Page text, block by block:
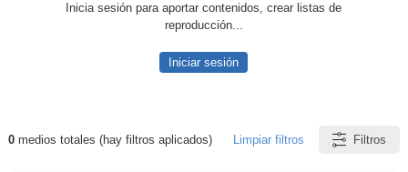
Inicia sesión para aportar contenidos, crear listas de
reproducción...
Iniciar sesión
Resultados de: rezo
0medios totales (hay filtros aplicados) Limpiar filtros Filtros